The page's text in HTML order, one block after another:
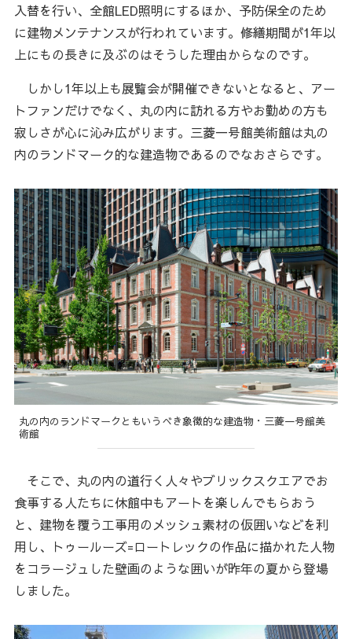
入替を行い、全館LED照明にするほか、予防保全のため
に建物メンテナンスが行われています。修繕期間が1年以
上にもの長きに及ぶのはそうした理由からなのです。
しかし1年以上も展覧会が開催できないとなると、アー
トファンだけでなく、丸の内に訪れる方やお勤めの方も
寂しさが心に沁み広がります。三菱一号館美術館は丸の
内のランドマーク的な建造物であるのでなおさらです。
丸の内のランドマークともいうべき象徴的な建造物・三菱一号館美
術館
そこで、丸の内の道行く人々やブリックスクエアでお
食事する人たちに休館中もアートを楽しんでもらおう
と、建物を覆う工事用のメッシュ素材の仮囲いなどを利
用し、トゥールーズ=ロートレックの作品に描かれた人物
をコラージュした壁画のような囲いが昨年の夏から登場
しました。